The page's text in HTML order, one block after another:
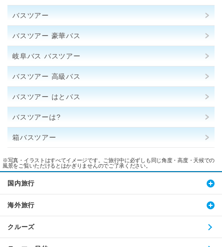
バスツアー
バスツアー 豪華バス
岐阜バス バスツアー
バスツアー 高級バス
バスツアー はとバス
バスツアーは?
箱バスツアー
※写真・イラストはすべてイメージです。ご旅行中に必ずしも同じ角度・高度・天候での
風景をご覧いただけるとはかぎりませんのでご了承ください。
国内旅行
海外旅行
クルーズ